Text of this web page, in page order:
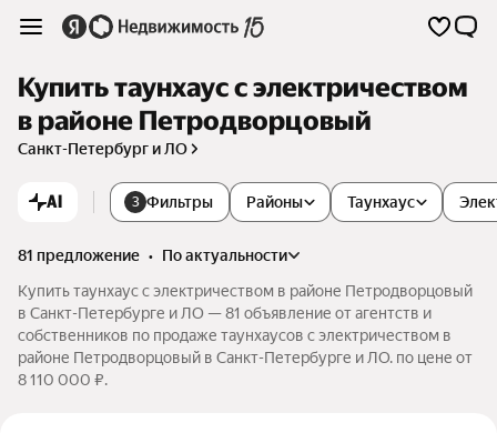
Купить таунхаус с электричеством
в районе Петродворцовый
Санкт-Петербург и ЛО
AI 3 Фильтры Районы Таунхаус
81 предложение •
по актуальности
Купить таунхаус с электричеством в районе Петродворцовый
в Санкт-Петербурге и ЛО — 81 объявление от агентств и
собственников по продаже таунхаусов с электричеством в
районе Петродворцовый в Санкт-Петербурге и ЛО. по цене от
8 110 000 ₽.